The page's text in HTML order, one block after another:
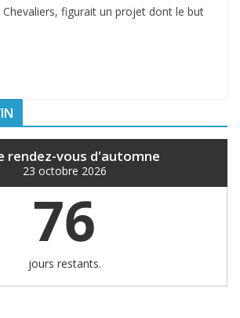
Chevaliers, figurait un projet dont le but
rendez-vous d'automne
23 octobre 2026
76
jours restants.